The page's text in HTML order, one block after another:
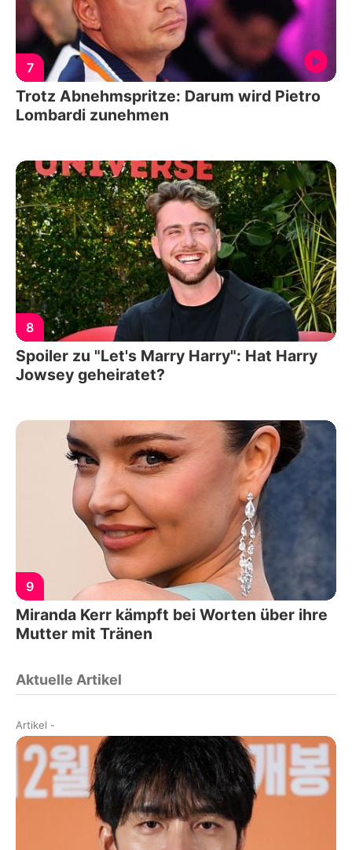
7
Trotz Abnehmspritze: Darum wird Pietro
Lombardi zunehmen
8
Spoiler zu "Let's Marry Harry": Hat Harry
Jowsey geheiratet?
9
Miranda Kerr kämpft bei Worten über ihre
Mutter mit Tränen
Aktuelle Artikel
Artikel -